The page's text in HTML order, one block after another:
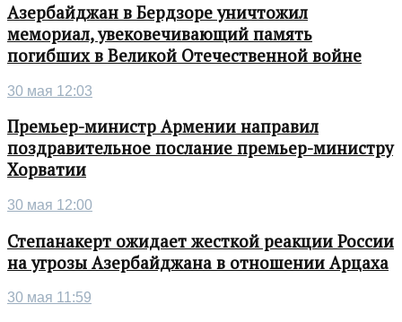
Азербайджан в Бердзоре уничтожил
мемориал, увековечивающий память
погибших в Великой Отечественной войне
30 мая 12:03
Премьер-министр Армении направил
поздравительное послание премьер-министру
Хорватии
30 мая 12:00
Степанакерт ожидает жесткой реакции России
на угрозы Азербайджана в отношении Арцаха
30 мая 11:59